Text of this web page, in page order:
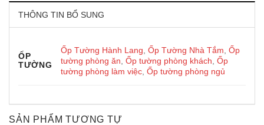
THÔNG TIN BỔ SUNG
ỐP
TƯỜNG
Ốp Tường Hành Lang ,Ốp Tường Nhà Tắm ,Ốp
tường phòng ăn ,Ốp tường phòng khách ,Ốp
tường phòng làm việc ,Ốp tường phòng ngủ
SẢN PHẨM TƯƠNG TỰ